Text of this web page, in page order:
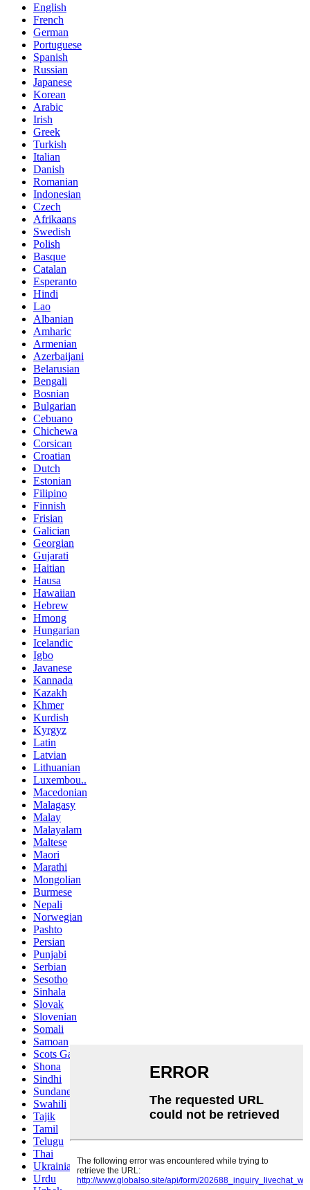
English
French
German
Portuguese
Spanish
Russian
Japanese
Korean
Arabic
Irish
Greek
Turkish
Italian
Danish
Romanian
Indonesian
Czech
Afrikaans
Swedish
Polish
Basque
Catalan
Esperanto
Hindi
Lao
Albanian
Amharic
Armenian
Azerbaijani
Belarusian
Bengali
Bosnian
Bulgarian
Cebuano
Chichewa
Corsican
Croatian
Dutch
Estonian
Filipino
Finnish
Frisian
Galician
Georgian
Gujarati
Haitian
Hausa
Hawaiian
Hebrew
Hmong
Hungarian
Icelandic
Igbo
Javanese
Kannada
Kazakh
Khmer
Kurdish
Kyrgyz
Latin
Latvian
Lithuanian
Luxembou..
Macedonian
Malagasy
Malay
Malayalam
Maltese
Maori
Marathi
Mongolian
Burmese
Nepali
Norwegian
Pashto
Persian
Punjabi
Serbian
Sesotho
Sinhala
Slovak
Slovenian
Somali
Samoan
Scots Gaelic
Shona
Sindhi
Sundanese
Swahili
Tajik
Tamil
Telugu
Thai
Ukrainian
Urdu